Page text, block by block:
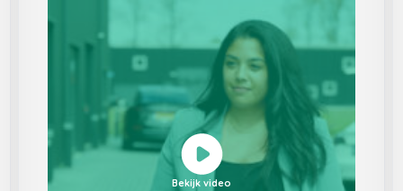
Bekijk video